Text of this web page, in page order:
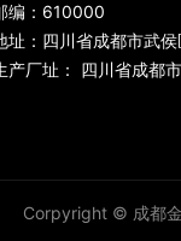
编：610000
址：四川省成都市武
产厂址： 四川省成都
Corpyright © 成都